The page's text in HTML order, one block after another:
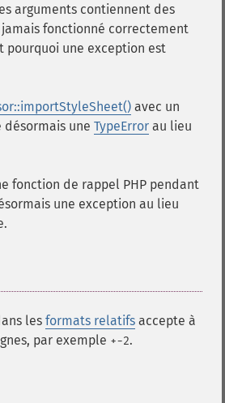
arguments contiennent des
fonctionné correctement
pourquoi une exception est
avec un
désormais une TypeError au lieu
fonction de rappel PHP pendant
une exception au lieu
les formats relatifs accepte à
par exemple +-2.